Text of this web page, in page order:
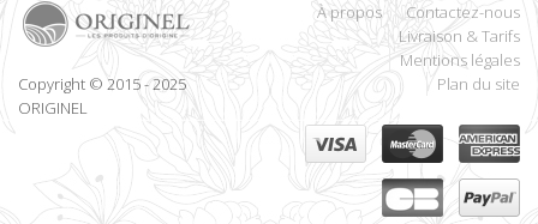
Copyright © 2015 - 2025
ORIGINEL
À propos
Contactez-nous
Livraison & Tarifs
Mentions légales
Plan du site